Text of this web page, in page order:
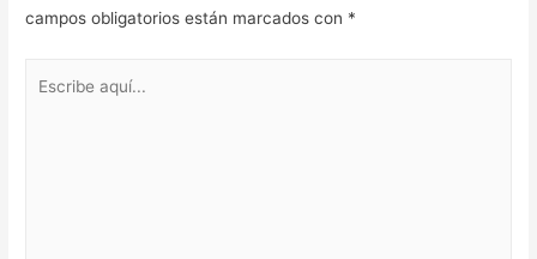
campos obligatorios están marcados con *